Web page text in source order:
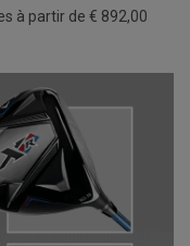
à partir de € 892,00